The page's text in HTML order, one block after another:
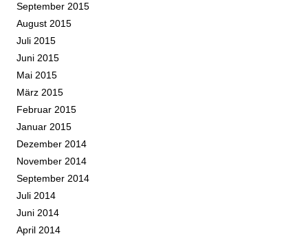
September 2015
August 2015
Juli 2015
Juni 2015
Mai 2015
März 2015
Februar 2015
Januar 2015
Dezember 2014
November 2014
September 2014
Juli 2014
Juni 2014
April 2014